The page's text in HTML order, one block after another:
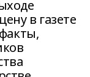
в газете